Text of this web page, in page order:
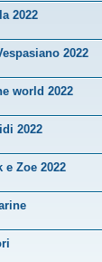
2022
2022
world 2022
2022
e Zoe 2022